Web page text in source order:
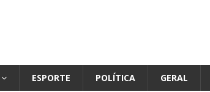
ESPORTE POLÍTICA GERAL